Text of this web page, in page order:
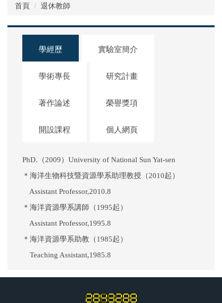
首頁 退休教師
學經歷 實驗室簡介
學術專長 研究計畫
著作論述 榮譽獎項
開設課程 個人網頁
PhD.（2009）University of National Sun Yat-sen
＊海洋生物科技暨資源學系助理教授（2010起）
Assistant Professor,2010.8
＊海洋資源學系講師（1995起）
Assistant Professor,1995.8
＊海洋資源學系助教（1985起）
Teaching Assistant,1985.8